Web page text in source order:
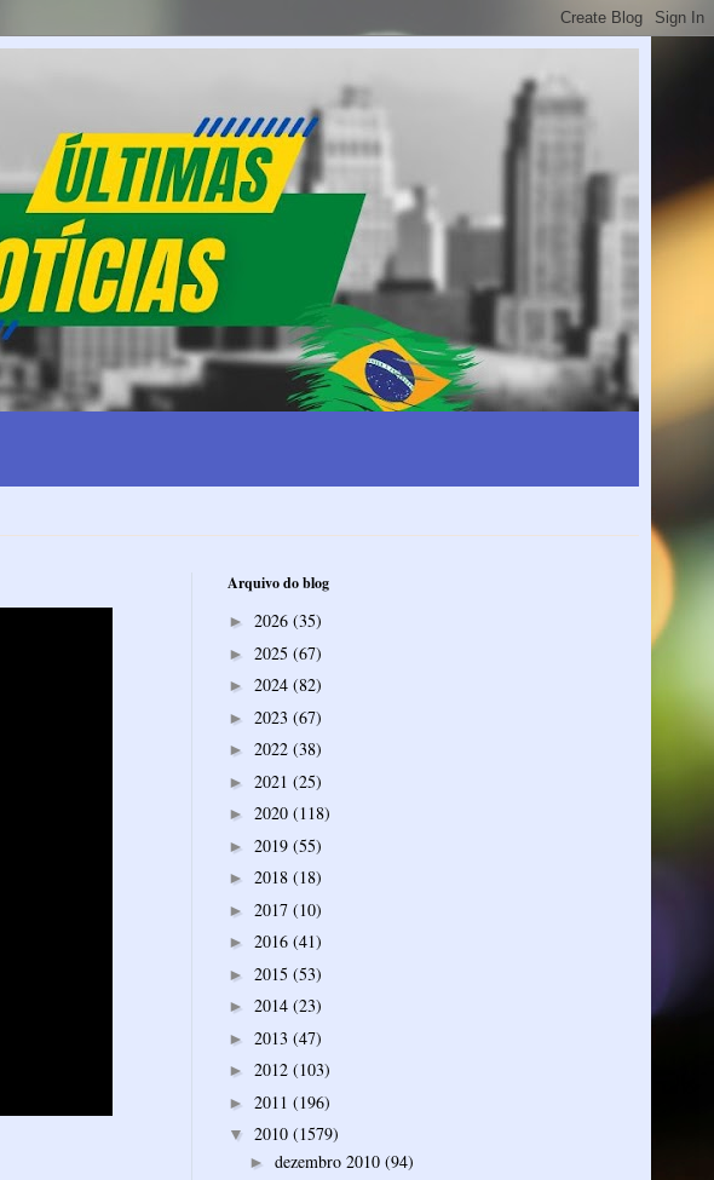
Arquivo do blog
► 2026 (35)
► 2025 (67)
► 2024 (82)
► 2023 (67)
► 2022 (38)
► 2021 (25)
► 2020 (118)
► 2019 (55)
► 2018 (18)
► 2017 (10)
► 2016 (41)
► 2015 (53)
► 2014 (23)
► 2013 (47)
► 2012 (103)
► 2011 (196)
▼ 2010 (1579)
► dezembro 2010 (94)